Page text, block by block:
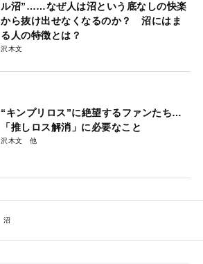
ル沼”……なぜ人は沼という底なしの快楽
から抜け出せなくなるのか？ 沼にはま
る人の特徴とは？
沢木文
“キンプリロス”に絶望するファンたち…
「推しロス解消」に必要なこと
沢木文
沼